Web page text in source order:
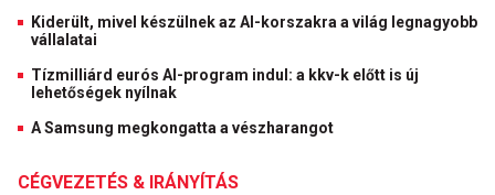
Kiderült, mivel készülnek az AI-korszakra a világ legnagyobb
vállalatai
Tízmilliárd eurós AI-program indul: a kkv-k előtt is új
lehetőségek nyílnak
A Samsung megkongatta a vészharangot
CÉGVEZETÉS & IRÁNYÍTÁS